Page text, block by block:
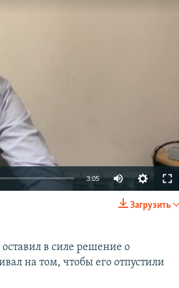
SHARE
available
3:05
Загрузить
в силе решение о
на том, чтобы его отпустили